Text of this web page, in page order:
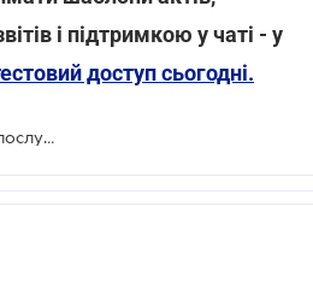
і підтримкою у чаті - у
доступ сьогодні.
Як ФОП може підтвердити витрати з оплати товарів, робіт, послуг продавцю